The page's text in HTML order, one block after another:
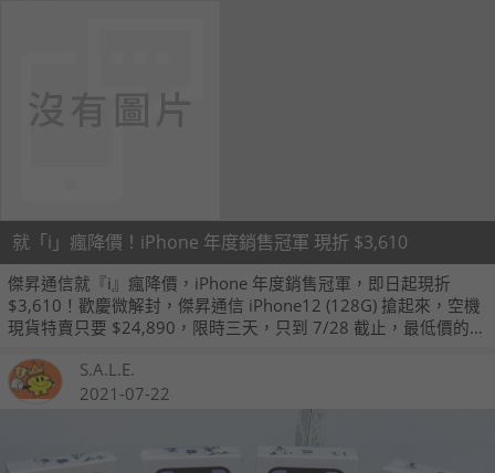
就「i」瘋降價！iPhone 年度銷售冠軍 現折 $3,610
傑昇通信就『i』瘋降價，iPhone 年度銷售冠軍，即日起現折
$3,610！歡慶微解封，傑昇通信 iPhone12 (128G) 搶起來，空機
現貨特賣只要 $24,890，限時三天，只到 7/28 截止，最低價的
S.A.L.E.
2021-07-22